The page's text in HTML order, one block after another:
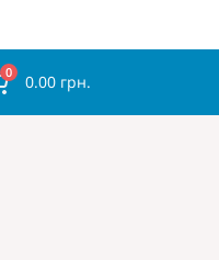
0 0.00 грн.